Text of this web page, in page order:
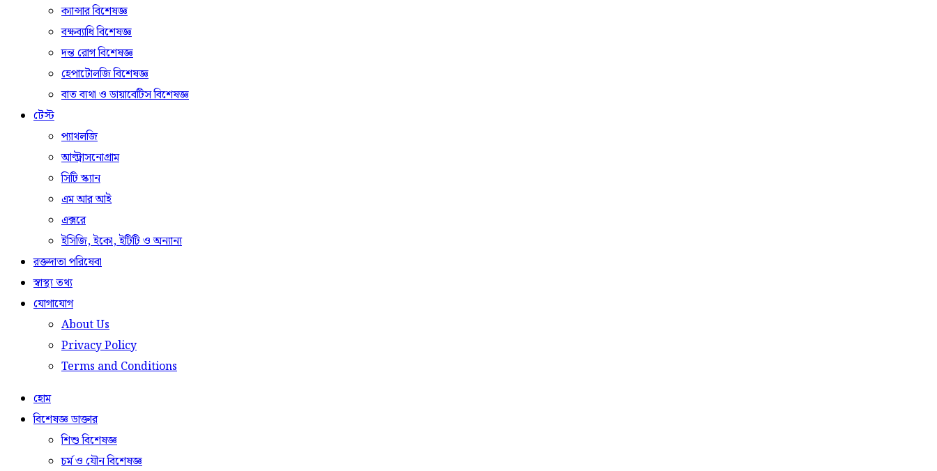
ক্যান্সার বিশেষজ্ঞ
বক্ষব্যাধি বিশেষজ্ঞ
দন্ত রোগ বিশেষজ্ঞ
হেপাটোলজি বিশেষজ্ঞ
বাত ব্যথা ও ডায়াবেটিস বিশেষজ্ঞ
টেস্ট
প্যাথলজি
আল্ট্রাসনোগ্রাম
সিটি স্ক্যান
এম আর আই
এক্সরে
ইসিজি, ইকো, ইটিটি ও অন্যান্য
রক্তদাতা পরিষেবা
স্বাস্থ্য তথ্য
যোগাযোগ
About Us
Privacy Policy
Terms and Conditions
হোম
বিশেষজ্ঞ ডাক্তার
শিশু বিশেষজ্ঞ
চর্ম ও যৌন বিশেষজ্ঞ